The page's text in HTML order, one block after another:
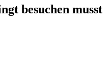
besuchen musst